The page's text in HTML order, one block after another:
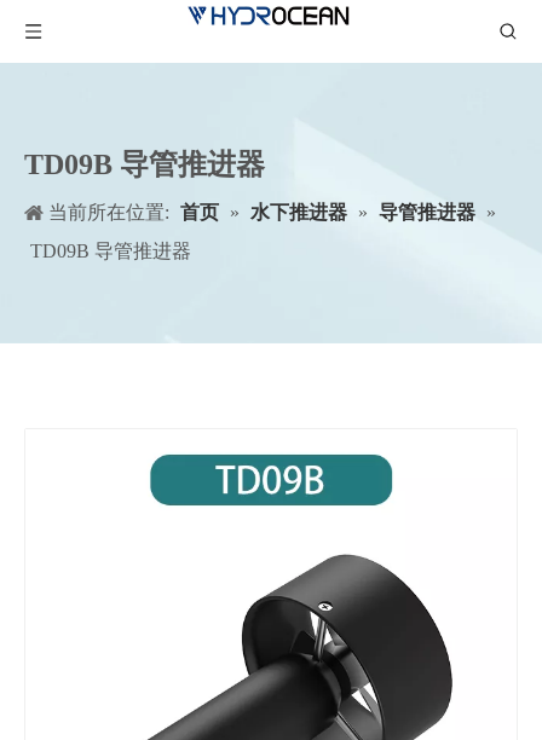
TD09B 导管推进器
当前所在位置: 首页 » 水下推进器 » 导管推进器 »
TD09B 导管推进器